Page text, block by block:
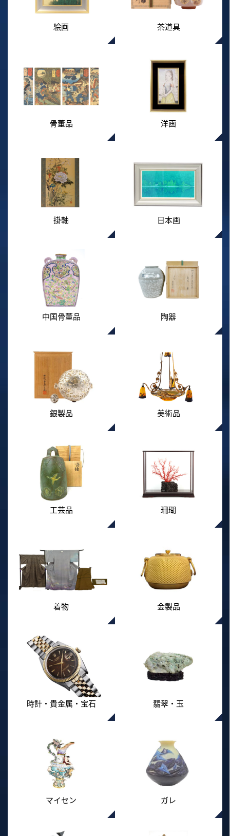
絵画 茶道具
骨董品 洋画
掛軸 日本画
中国骨董品 陶器
銀製品 美術品
工芸品 珊瑚
着物 金製品
時計・貴金属・宝石 翡翠・玉
マイセン ガレ